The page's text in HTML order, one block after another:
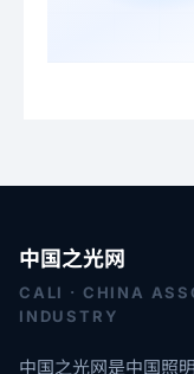
中国之光网
CALI · CHINA
INDUSTRY
中国之光网是中国照